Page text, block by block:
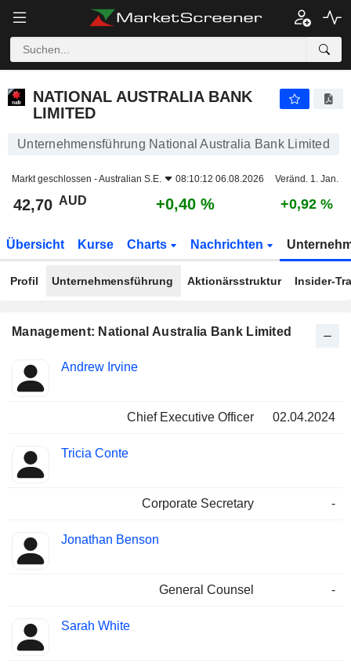
NATIONAL AUSTRALIA BANK
LIMITED
Unternehmensführung National Australia Bank Limited
Markt geschlossen -Australian S.E. 08:10:12 06.08.2026 Veränd. 1. Jan.
42,70 AUD +0,40 % +0,92 %
Übersicht Kurse Charts Nachrichten
Profil Unternehmensführung Aktionärsstruktur Insider-
Management: National Australia Bank Limited
Manager
Besetzte
Andrew Irvine
Chief Executive Officer 02.04.2024
Tricia Conte
Corporate Secretary -
Jonathan Benson
General Counsel -
Sarah White